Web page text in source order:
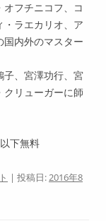
フチニコフ、コ
・ラエカリオ、ア
国内外のマスター
子、宮澤功行、宮
リューガーに師
下無料
| 投稿日:2016年8